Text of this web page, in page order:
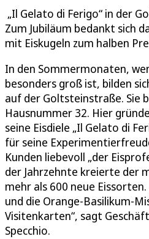
„Il Gelato di Ferigo“ in der
Zum Jubiläum bedankt sich
mit Eiskugeln zum halben
In den Sommermonaten,
besonders groß ist, bilden
auf der Goltsteinstraße. Sie
Hausnummer 32. Hier
seine Eisdiele „Il Gelato di
für seine
Kunden liebevoll „der
der Jahrzehnte kreierte der
mehr als 600 neue
und die Orange-Basilikum-
Visitenkarten“, sagt
Specchio.